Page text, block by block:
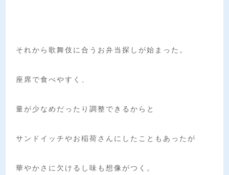
それから歌舞伎に合うお弁当探しが始まった。
座席で食べやすく、
量が少なめだったり調整できるからと
サンドイッチやお稲荷さんにしたこともあったが
華やかさに欠けるし味も想像がつく。